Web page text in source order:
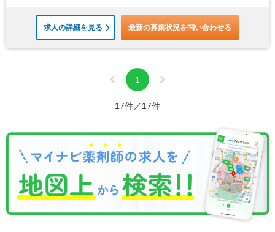
求人の詳細を見る 最新の募集状況を問い合わせる
1
17件／17件